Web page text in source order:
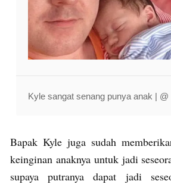
Kyle sangat senang punya anak | @
Bapak Kyle juga sudah
keinginan anaknya untuk jadi
supaya putranya dapat jadi